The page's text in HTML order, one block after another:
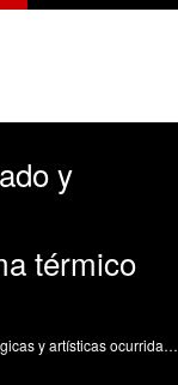
y
térmico
Divulgación de las actividades científicas, tecnológicas y artísticas ocurridas en los tres campus de la UPV